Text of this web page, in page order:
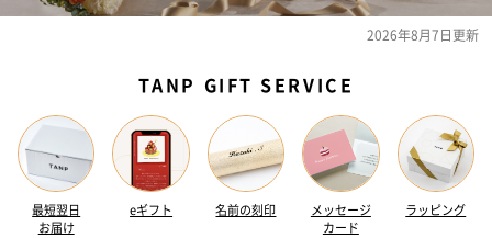
2026年8月7日更新
TANP GIFT SERVICE
最短翌日
お届け
eギフト 名前の刻印
メッセージ
カード
ラッピング